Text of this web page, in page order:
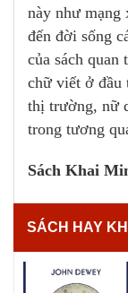
này như mạng
đến đời sống
của sách quan
chữ viết ở đầu
thị trường, nữ
trong tương
Sách Khai
SÁCH HAY